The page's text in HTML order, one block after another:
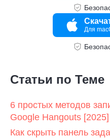
Для
Статьи по Теме
6 простых методов
Google Hangouts [2025]
Как скрыть панель